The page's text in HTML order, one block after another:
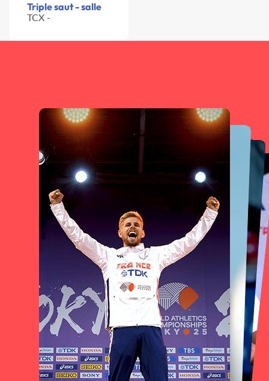
Triple saut - salle
TCX -